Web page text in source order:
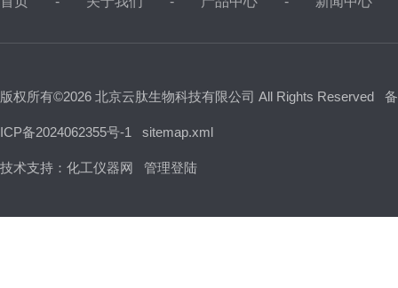
版权所有©2026 北京云肽生物科技有限公司 All Rights Reserved
ICP备2024062355号-1 sitemap.xml
技术支持： 化工仪器网 管理登陆